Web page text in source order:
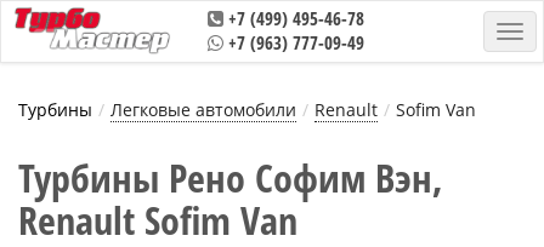
+7 (499) 495-46-78
+7 (963) 777-09-49
Турбины Легковые автомобили Renault Sofim Van
Турбины Рено Софим Вэн,
Renault Sofim Van